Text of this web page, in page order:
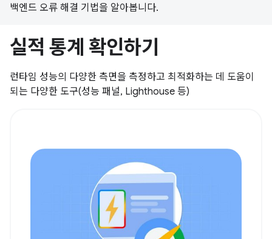
백엔드 오류 해결 기법을 알아봅니다.
실적 통계 확인하기
런타임 성능의 다양한 측면을 측정하고 최적화하는 데 도움이
되는 다양한 도구(성능 패널, Lighthouse 등)